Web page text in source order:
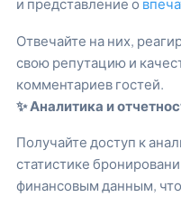
Отвечайте на них,
свою репутацию и
комментариев гостей.
✨ Аналитика и
Получайте доступ к
статистике
финансовым данным,